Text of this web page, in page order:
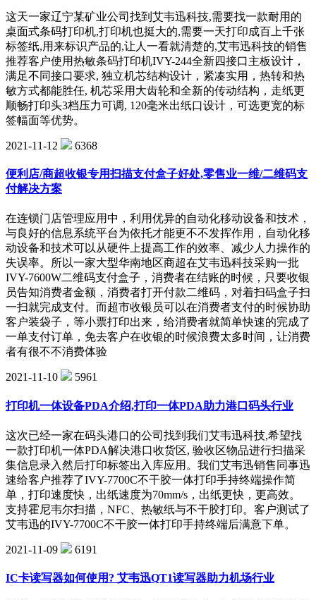
这天一家辽宁某矿业公司找到艾韦迅科技,需要找一款耐用的
桌面式条码打印机,打印机也挺大的,需要一天打印成百上千张
标签纸,用来标识产品的,让人一看就清楚的,艾韦迅科技的销售
推荐客户使用热敏条码打印机IVY-244全新四接口主板设计，
满足不同接口要求, 独立机芯结构设计，紧凑实用，热转和热
敏方式都能胜任, 机芯采用大齿轮和全新的传动结构，走纸更
顺畅打印头3档压力可调, 120毫米出纸口设计，可选更宽的标
签幅面等优势。
2021-11-12 6368
便利店/商超收银专用扫描支付盒子好处,零售业一维/二维码支
付解决方案
在连锁门店管理应用中，利用优异的自动化移动设备和技术，
与良好的信息系统平台为依托才能更不不发挥作用，自动化移
动设备和技术可以从硬件上提高工作的效率、减少人力操作的
失误率。所以一家大型华南地区商超在艾韦迅科技采购一批
IVY-7600W二维码支付盒子，消费者在结账的时候，只要收银
员告知消费者金额，消费者打开付款二维码，对着扫码盒子扫
一扫就完成支付。而超市收银员可以在消费者支付的时候协助
客户装袋子，等小票打印出来，给消费者就简单快速的完成了
一单支付订单，免去客户在收银的时候浪费太多时间，让消费
者有很不不消费体验
2021-11-10 5961
打印机一体设备PDA介绍,打印一体PDA助力港口码头行业
这次已经一家在码头港口的公司找到我们艾韦迅科技,希望找
一款打印机一体PDA解决港口收货区, 验收区物品进行扫描采
集信息录入然后打印标签出入库应用。我们艾韦迅销售同事迅
速给客户推荐了IVY-7700C不干胶一体打印手持终端操作简
单，打印速度快，出纸速度为70mm/s，出纸更快，更高效。
支持霍尼韦尔扫描，NFC、热敏纸与不干胶打印。客户测试了
艾韦迅的IVY-7700C不干胶一体打印手持终端后满意下单。
2021-11-09 6191
IC卡读写器如何使用? 艾韦迅QT1读写器助力机场行业